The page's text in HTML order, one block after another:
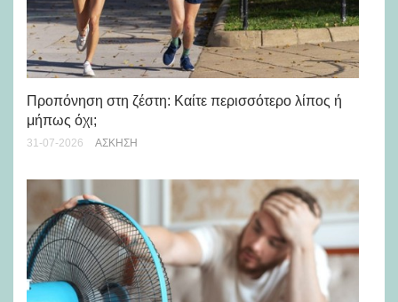
Προπόνηση στη ζέστη: Καίτε περισσότερο λίπος ή
μήπως όχι;
31-07-2026 ΆΣΚΗΣΗ